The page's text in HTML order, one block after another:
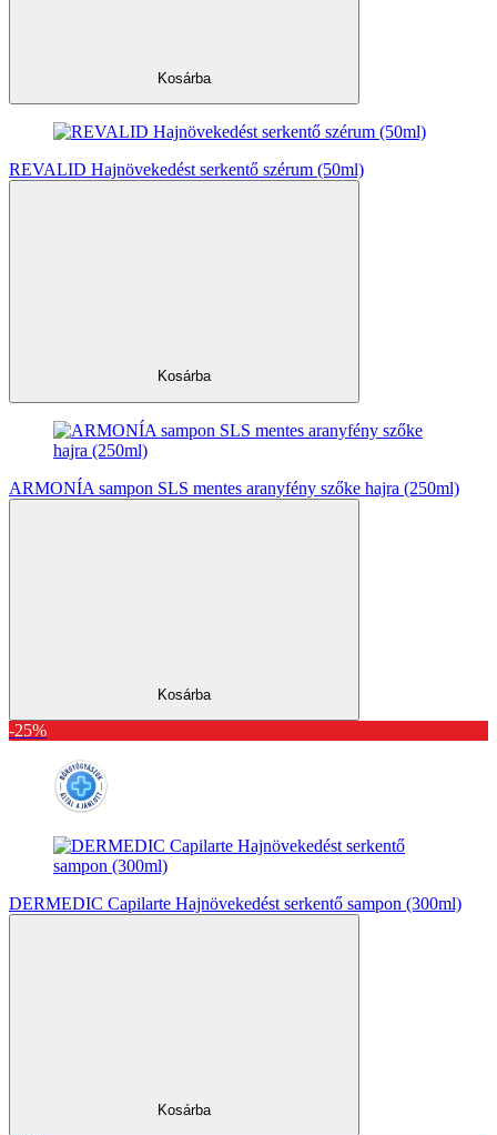
Kosárba
REVALID Hajnövekedést serkentő szérum (50ml)
Kosárba
ARMONÍA sampon SLS mentes aranyfény szőke hajra (250ml)
Kosárba
-25%
DERMEDIC Capilarte Hajnövekedést serkentő sampon (300ml)
Kosárba